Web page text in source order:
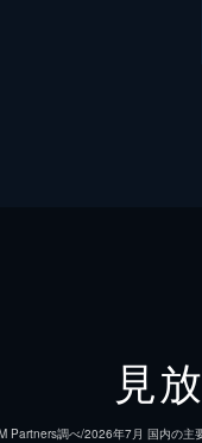
見
Partners調べ/2026年7⽉ 国内の主